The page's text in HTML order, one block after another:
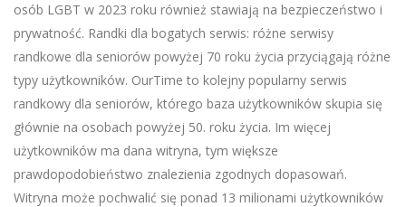
osób LGBT w 2023 roku również stawiają na bezpieczeństwo i
prywatność. Randki dla bogatych serwis: różne serwisy
randkowe dla seniorów powyżej 70 roku życia przyciągają różne
typy użytkowników. OurTime to kolejny popularny serwis
randkowy dla seniorów, którego baza użytkowników skupia się
głównie na osobach powyżej 50. roku życia. Im więcej
użytkowników ma dana witryna, tym większe
prawdopodobieństwo znalezienia zgodnych dopasowań.
Witryna może pochwalić się ponad 13 milionami użytkowników